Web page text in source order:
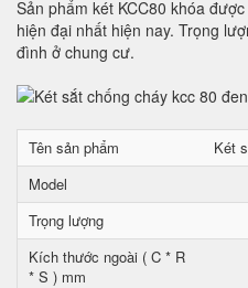
Sản phẩm két KCC80 khóa
hiện đại nhất hiện nay. Trọng
đình ở chung cư.
Tên sản phẩm
Két
Model
Trọng lượng
Kích thước ngoài ( C * R
* S ) mm